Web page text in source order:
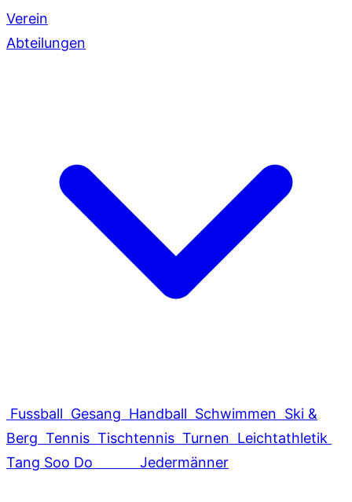
Verein
Abteilungen
Fussball Gesang Handball Schwimmen Ski &
Berg Tennis Tischtennis Turnen Leichtathletik
Tang Soo Do
Jedermänner